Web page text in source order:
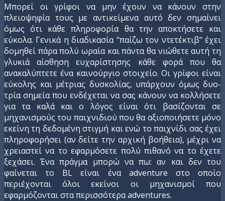
Μπορεί οι γρίφοι να μην έχουν να κάνουν στην
πλειοψηφία τους με αντικείμενα αυτό δεν σημαίνει
όμως ότι κάθε πληροφορία θα την αποκτήσετε και
εύκολα. Γενικά η διαδικασία "παίζω τον ντετέκτιβ" έχει
δομηθεί πάρα πολύ ωραία και πάντα θα νιώθετε αυτή τη
γλυκιά αίσθηση ευχαρίστησης κάθε φορά που θα
ανακαλύπτετε ένα καινούργιο στοιχείο. Oι γρίφοι είναι
εύκολης και μέτριας δυσκολίας, υπάρχουν όμως δυο-
τρία σημεία που ενδέχεται να σας κάνουν να κολλήσετε
για τα καλά και ο λόγος είναι ότι βασίζονται σε
μηχανισμούς του παιχνιδιού που θα αξιοποιήσετε μόνο
εκείνη τη δεδομένη στιγμή και ενώ το παιχνίδι σας έχει
πληροφορήσει (αν δείτε την αρχική βοήθεια), μέχρι να
χρειαστεί να το εφαρμόσετε πολύ πιθανό να το έχετε
ξεχάσει. Ένα πράγμα μπορώ να πω: αν και δεν του
φαίνεται το BL είναι ένα adventure στο οποίο
περιέχονται όλοι εκείνοι οι μηχανισμοί που
εφαρμόζονται στα περισσότερα adventures.